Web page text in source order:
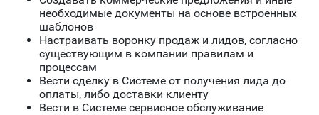
необходимые документы на основе встроенных
шаблонов
Настраивать воронку продаж и лидов, согласно
существующим в компании правилам и
процессам
Вести сделку в Системе от получения лида до
оплаты, либо доставки клиенту
Вести в Системе сервисное обслуживание